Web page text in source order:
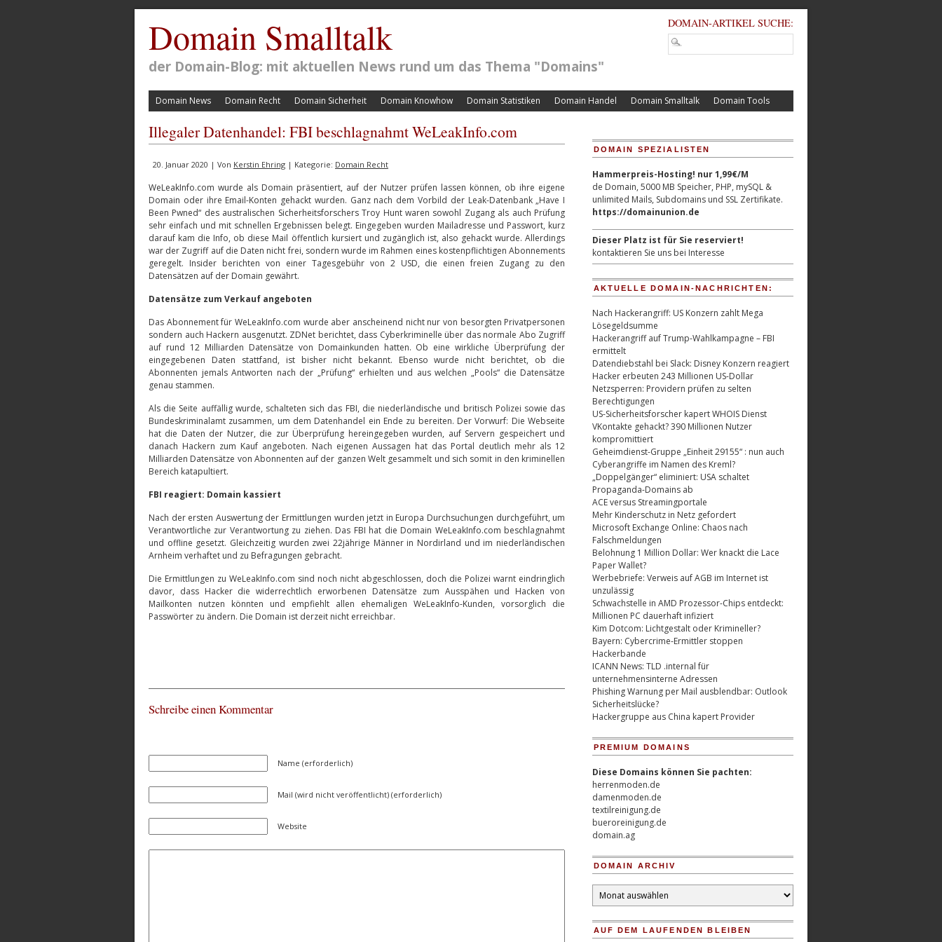
Domain Smalltalk
der Domain-Blog: mit aktuellen News rund um das Thema "Domains"
DOMAIN-ARTIKEL SUCHE:
Domain News Domain Recht Domain Sicherheit Domain Knowhow Domain Statistiken Domain Handel Domain Smalltalk Domain Tools
Illegaler Datenhandel: FBI beschlagnahmt WeLeakInfo.com
20. Januar 2020 | Von Kerstin Ehring | Kategorie: Domain Recht
WeLeakInfo.com wurde als Domain präsentiert, auf der Nutzer prüfen lassen können, ob ihre eigene
Domain oder ihre Email-Konten gehackt wurden. Ganz nach dem Vorbild der Leak-Datenbank „Have I
Been Pwned“ des australischen Sicherheitsforschers Troy Hunt waren sowohl Zugang als auch Prüfung
sehr einfach und mit schnellen Ergebnissen belegt. Eingegeben wurden Mailadresse und Passwort, kurz
darauf kam die Info, ob diese Mail öffentlich kursiert und zugänglich ist, also gehackt wurde. Allerdings
war der Zugriff auf die Daten nicht frei, sondern wurde im Rahmen eines kostenpflichtigen Abonnements
geregelt. Insider berichten von einer Tagesgebühr von 2 USD, die einen freien Zugang zu den
Datensätzen auf der Domain gewährt.
Datensätze zum Verkauf angeboten
Das Abonnement für WeLeakInfo.com wurde aber anscheinend nicht nur von besorgten Privatpersonen
sondern auch Hackern ausgenutzt. ZDNet berichtet, dass Cyberkriminelle über das normale Abo Zugriff
auf rund 12 Milliarden Datensätze von Domainkunden hatten. Ob eine wirkliche Überprüfung der
eingegebenen Daten stattfand, ist bisher nicht bekannt. Ebenso wurde nicht berichtet, ob die
Abonnenten jemals Antworten nach der „Prüfung“ erhielten und aus welchen „Pools“ die Datensätze
genau stammen.
Als die Seite auffällig wurde, schalteten sich das FBI, die niederländische und britisch Polizei sowie das
Bundeskriminalamt zusammen, um dem Datenhandel ein Ende zu bereiten. Der Vorwurf: Die Webseite
hat die Daten der Nutzer, die zur Überprüfung hereingegeben wurden, auf Servern gespeichert und
danach Hackern zum Kauf angeboten. Nach eigenen Aussagen hat das Portal deutlich mehr als 12
Milliarden Datensätze von Abonnenten auf der ganzen Welt gesammelt und sich somit in den kriminellen
Bereich katapultiert.
FBI reagiert: Domain kassiert
Nach der ersten Auswertung der Ermittlungen wurden jetzt in Europa Durchsuchungen durchgeführt, um
Verantwortliche zur Verantwortung zu ziehen. Das FBI hat die Domain WeLeakInfo.com beschlagnahmt
und offline gesetzt. Gleichzeitig wurden zwei 22jährige Männer in Nordirland und im niederländischen
Arnheim verhaftet und zu Befragungen gebracht.
Die Ermittlungen zu WeLeakInfo.com sind noch nicht abgeschlossen, doch die Polizei warnt eindringlich
davor, dass Hacker die widerrechtlich erworbenen Datensätze zum Ausspähen und Hacken von
Mailkonten nutzen könnten und empfiehlt allen ehemaligen WeLeakInfo-Kunden, vorsorglich die
Passwörter zu ändern. Die Domain ist derzeit nicht erreichbar.
Schreibe einen Kommentar
Name (erforderlich)
Mail (wird nicht veröffentlicht) (erforderlich)
Website
DOMAIN SPEZIALISTEN
Hammerpreis-Hosting! nur 1,99€/M
de Domain, 5000 MB Speicher, PHP, mySQL &
unlimited Mails, Subdomains und SSL Zertifikate.
https://domainunion.de
Dieser Platz ist für Sie reserviert!
kontaktieren Sie uns bei Interesse
AKTUELLE DOMAIN-NACHRICHTEN:
Nach Hackerangriff: US Konzern zahlt Mega
Lösegeldsumme
Hackerangriff auf Trump-Wahlkampagne – FBI
ermittelt
Datendiebstahl bei Slack: Disney Konzern reagiert
Hacker erbeuten 243 Millionen US-Dollar
Netzsperren: Providern prüfen zu selten
Berechtigungen
US-Sicherheitsforscher kapert WHOIS Dienst
VKontakte gehackt? 390 Millionen Nutzer
kompromittiert
Geheimdienst-Gruppe „Einheit 29155“ : nun auch
Cyberangriffe im Namen des Kreml?
„Doppelgänger“ eliminiert: USA schaltet
Propaganda-Domains ab
ACE versus Streamingportale
Mehr Kinderschutz in Netz gefordert
Microsoft Exchange Online: Chaos nach
Falschmeldungen
Belohnung 1 Million Dollar: Wer knackt die Lace
Paper Wallet?
Werbebriefe: Verweis auf AGB im Internet ist
unzulässig
Schwachstelle in AMD Prozessor-Chips entdeckt:
Millionen PC dauerhaft infiziert
Kim Dotcom: Lichtgestalt oder Krimineller?
Bayern: Cybercrime-Ermittler stoppen
Hackerbande
ICANN News: TLD .internal für
unternehmensinterne Adressen
Phishing Warnung per Mail ausblendbar: Outlook
Sicherheitslücke?
Hackergruppe aus China kapert Provider
PREMIUM DOMAINS
Diese Domains können Sie pachten:
herrenmoden.de
damenmoden.de
textilreinigung.de
bueroreinigung.de
domain.ag
DOMAIN ARCHIV
Domain
Archiv
AUF DEM LAUFENDEN BLEIBEN